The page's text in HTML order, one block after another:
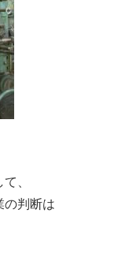
、
の判断は